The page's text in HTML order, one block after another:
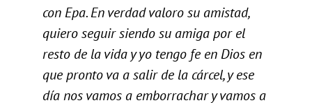
con Epa. En verdad valoro su amistad,
quiero seguir siendo su amiga por el
resto de la vida y yo tengo fe en Dios en
que pronto va a salir de la cárcel, y ese
día nos vamos a emborrachar y vamos a